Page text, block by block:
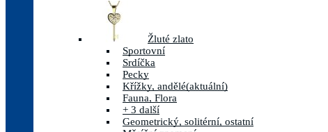
Žluté zlato
Sportovní
Srdíčka
Pecky
Křížky, andělé(aktuální)
Fauna, Flora
+ 3 další
Geometrický, solitérní, ostatní